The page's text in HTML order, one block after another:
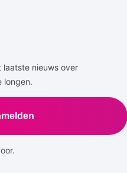
laatste nieuws over
longen.